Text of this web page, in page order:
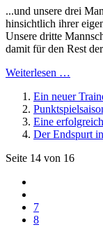
...und unsere drei
hinsichtlich ihrer
Unsere dritte
damit für den Rest
Weiterlesen …
Ein neuer
Eine
Der Endspurt
Seite 14 von 16
7
8